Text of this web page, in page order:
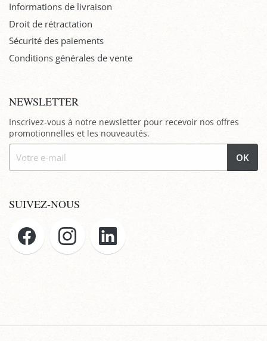
Informations de livraison
Droit de rétractation
Sécurité des paiements
Conditions générales de vente
NEWSLETTER
Inscrivez-vous à notre newsletter pour recevoir nos offres
promotionnelles et les nouveautés.
OK
SUIVEZ-NOUS